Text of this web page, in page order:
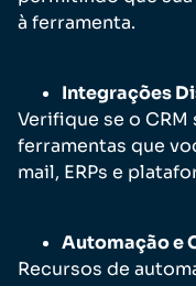
à ferramenta.
Integrações
Verifique se o
ferramentas que
mail, ERPs e
Automação e
Recursos de